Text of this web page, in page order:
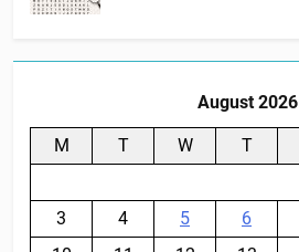
August 2026
M T W T
3
4 5 6